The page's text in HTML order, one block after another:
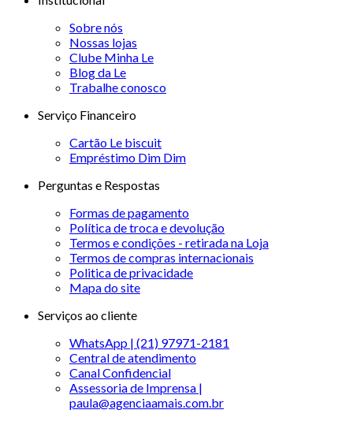
Sobre nós
Nossas lojas
Clube Minha Le
Blog da Le
Trabalhe conosco
Serviço Financeiro
Cartão Le biscuit
Empréstimo Dim Dim
Perguntas e Respostas
Formas de pagamento
Política de troca e devolução
Termos e condições - retirada na Loja
Termos de compras internacionais
Politica de privacidade
Mapa do site
Serviços ao cliente
WhatsApp | (21) 97971-2181
Central de atendimento
Canal Confidencial
Assessoria de Imprensa |
paula@agenciaamais.com.br